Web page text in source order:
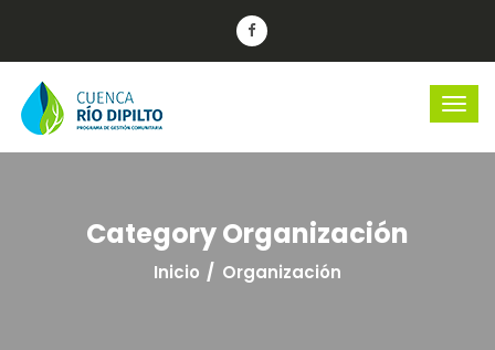
Category Organización
Inicio Organización